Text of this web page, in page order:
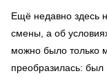
Ещё недавно здесь
смены, а об
можно было только
преобразилась: был